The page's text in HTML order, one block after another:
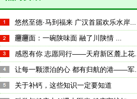
悠然至德·马到福来 广汉首届欢乐水岸...
𰻞𰻞面：一碗陕味面 融了川陕情 ...
感恩有你 志愿同行——天府新区麓上花...
让每一颗漂泊的心 都有归航的港——军...
关于补钙，这些知识一定要知道